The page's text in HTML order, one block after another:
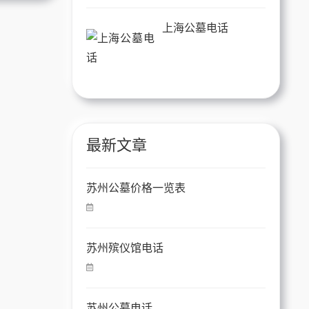
上海公墓电话
最新文章
苏州公墓价格一览表
苏州殡仪馆电话